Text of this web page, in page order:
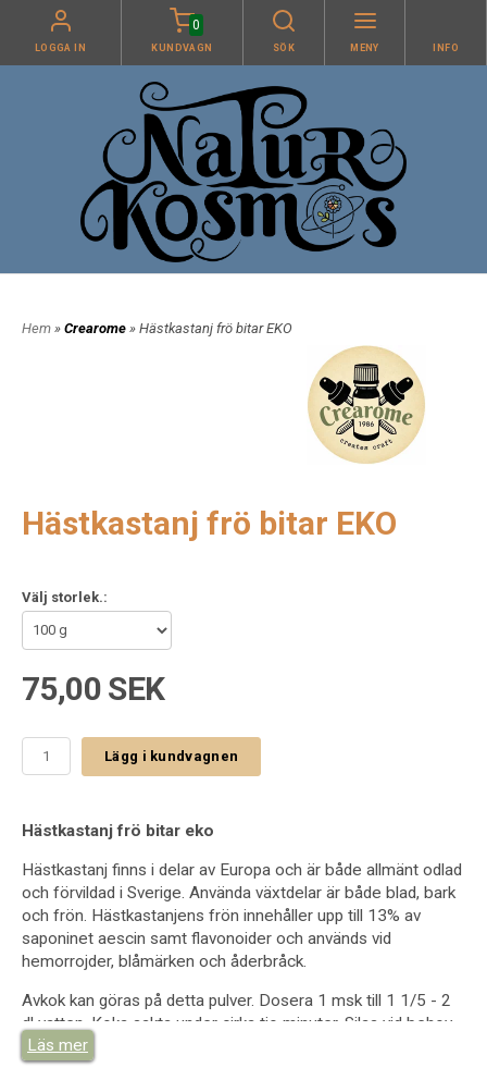
LOGGA IN
0
KUNDVAGN SÖK MENY INFO
Hem » Crearome » Hästkastanj frö bitar EKO
Hästkastanj frö bitar EKO
Välj storlek.:
75,00 SEK
Lägg i kundvagnen
Hästkastanj frö bitar eko
Hästkastanj finns i delar av Europa och är både allmänt odlad
och förvildad i Sverige. Använda växtdelar är både blad, bark
och frön. Hästkastanjens frön innehåller upp till 13% av
saponinet aescin samt flavonoider och används vid
hemorrojder, blåmärken och åderbråck.
Avkok kan göras på detta pulver. Dosera 1 msk till 1 1/5 - 2
dl vatten. Koka sakta under cirka tio minuter. Silas vid behov.
Enklast är att förtjocka avkoket med xantangum. (1 gram per
1 dl färdigt avkok. Mixa med mixerstav.). Denna gel kan
Läs mer